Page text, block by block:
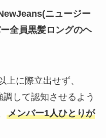
ニュージー
全員黒髪ロングのヘ
上に際立出せず、
して認知させるよう
メンバー1人ひとりが